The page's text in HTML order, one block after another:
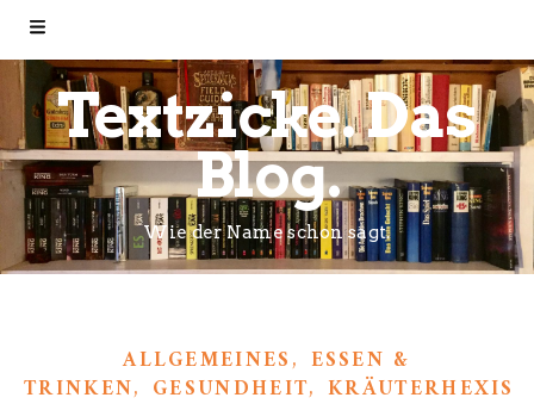
Textzicke. Das
Blog.
Wie der Name schon sagt.
ALLGEMEINES, ESSEN &
TRINKEN, GESUNDHEIT,